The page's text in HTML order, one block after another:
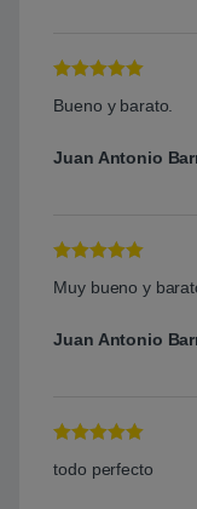
5de 5
Bueno y barato.
Juan Antonio
5de 5
Muy bueno y
Juan Antonio
5de 5
todo perfecto